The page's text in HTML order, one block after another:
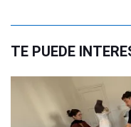
TE PUEDE